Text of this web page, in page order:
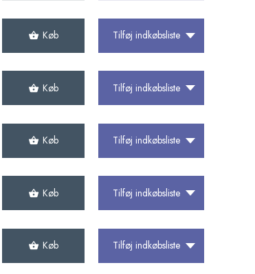
Køb Tilføj indkøbsliste
Køb Tilføj indkøbsliste
Køb Tilføj indkøbsliste
Køb Tilføj indkøbsliste
Køb Tilføj indkøbsliste